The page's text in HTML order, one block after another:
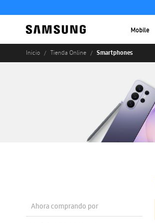
Mobile
Inicio Tienda Online Smartphones
Ahora comprando por